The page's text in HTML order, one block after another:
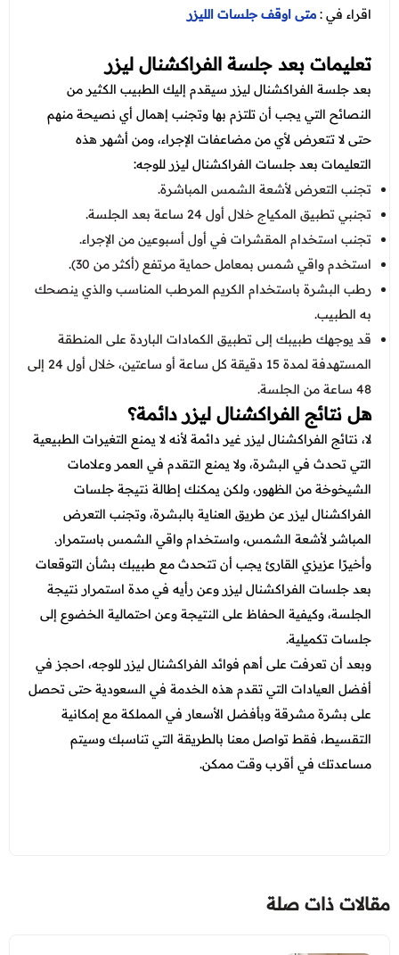
اقراء في :متى اوقف جلسات الليزر
تعليمات بعد جلسة الفراكشنال ليزر
بعد جلسة الفراكشنال ليزر سيقدم إليك الطبيب الكثير من
النصائح التي يجب أن تلتزم بها وتجنب إهمال أي نصيحة منهم
حتى لا تتعرض لأي من مضاعفات الإجراء، ومن أشهر هذه
التعليمات بعد جلسات الفراكشنال ليزر للوجه:
تجنب التعرض لأشعة الشمس المباشرة.
تجنبي تطبيق المكياج خلال أول 24 ساعة بعد الجلسة.
تجنب استخدام المقشرات في أول أسبوعين من الإجراء.
استخدم واقي شمس بمعامل حماية مرتفع (أكثر من 30).
رطب البشرة باستخدام الكريم المرطب المناسب والذي ينصحك
به الطبيب.
قد يوجهك طبيبك إلى تطبيق الكمادات الباردة على المنطقة
المستهدفة لمدة 15 دقيقة كل ساعة أو ساعتين، خلال أول 24 إلى
48 ساعة من الجلسة.
هل نتائج الفراكشنال ليزر دائمة؟
لا، نتائج الفراكشنال ليزر غير دائمة لأنه لا يمنع التغيرات الطبيعية
التي تحدث في البشرة، ولا يمنع التقدم في العمر وعلامات
الشيخوخة من الظهور، ولكن يمكنك إطالة نتيجة جلسات
الفراكشنال ليزر عن طريق العناية بالبشرة، وتجنب التعرض
المباشر لأشعة الشمس، واستخدام واقي الشمس باستمرار.
وأخيرًا عزيزي القارئ يجب أن تتحدث مع طبيبك بشأن التوقعات
بعد جلسات الفراكشنال ليزر وعن رأيه في مدة استمرار نتيجة
الجلسة، وكيفية الحفاظ على النتيجة وعن احتمالية الخضوع إلى
جلسات تكميلية.
وبعد أن تعرفت على أهم فوائد الفراكشنال ليزر للوجه، احجز في
أفضل العيادات التي تقدم هذه الخدمة في السعودية حتى تحصل
على بشرة مشرقة وبأفضل الأسعار في المملكة مع إمكانية
التقسيط، فقط تواصل معنا بالطريقة التي تناسبك وسيتم
مساعدتك في أقرب وقت ممكن.
مقالات ذات صلة